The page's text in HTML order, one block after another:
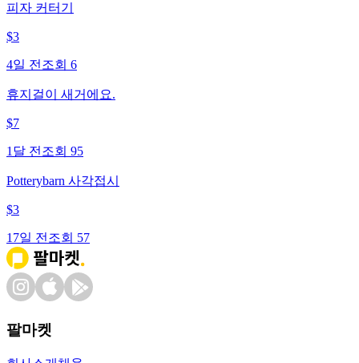
피자 커터기
$3
4일 전 조회 6
휴지걸이 새거에요.
$7
1달 전 조회 95
Potterybarn 사각접시
$3
17일 전 조회 57
팔마켓